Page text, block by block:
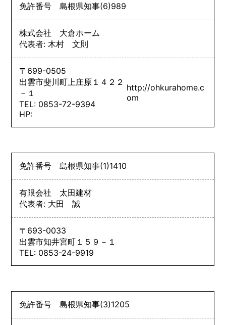
免許番号島根県知事(6)989
株式会社 大倉ホーム
代表者: 木村 文則
〒699-0505
出雲市斐川町上庄原１４２２
－１
TEL: 0853-72-9394
HP:
http://ohkurahome.c
om
免許番号島根県知事(1)1410
有限会社 太田建材
代表者: 大田 誠
〒693-0033
出雲市知井宮町１５９－１
TEL: 0853-24-9919
免許番号島根県知事(3)1205